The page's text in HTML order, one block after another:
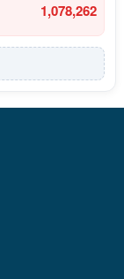
1,078,262